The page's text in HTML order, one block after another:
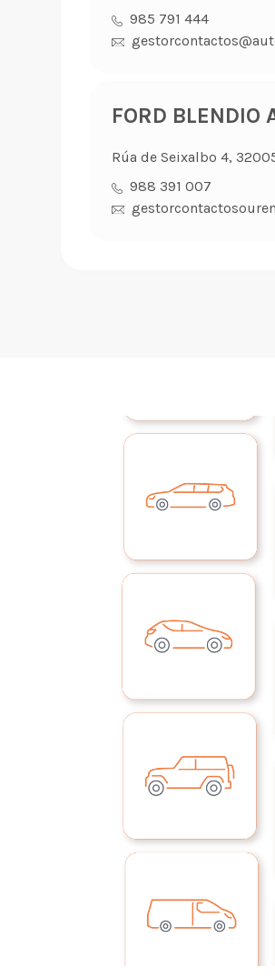
985 791 444
FORD BLENDIO
Rúa de Seixalbo 4,
988 391 007